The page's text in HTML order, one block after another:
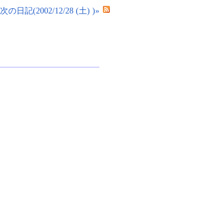
次の日記(2002/12/28 (土) )»